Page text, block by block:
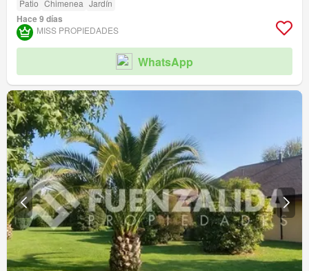
Patio Chimenea Jardín
Hace 9 días
MISS PROPIEDADES
WhatsApp